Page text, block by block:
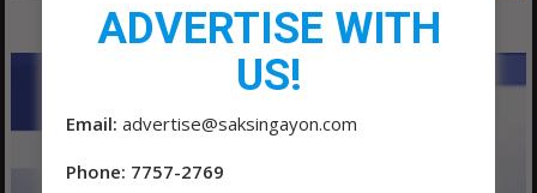
ADVERTISE WITH
US!
Email: advertise@saksingayon.com
Phone: 7757-2769